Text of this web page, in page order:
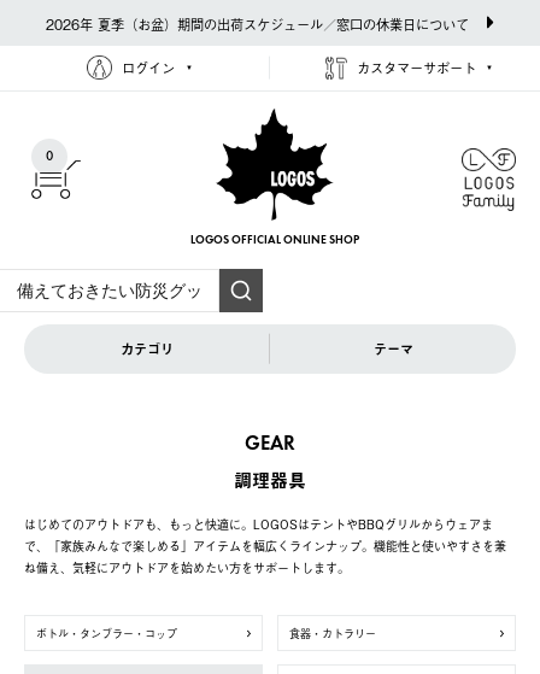
2026年 夏季（お盆）期間の出荷スケジュール／窓口の休業日について
ログイン カスタマーサポート
0
LOGOS OFFICIAL ONLINE SHOP
カテゴリ テーマ
GEAR
調理器具
はじめてのアウトドアも、もっと快適に。LOGOSはテントやBBQグリルからウェアま
で、「家族みんなで楽しめる」アイテムを幅広くラインナップ。機能性と使いやすさを兼
ね備え、気軽にアウトドアを始めたい方をサポートします。
ボトル・タンブラー・コップ 食器・カトラリー